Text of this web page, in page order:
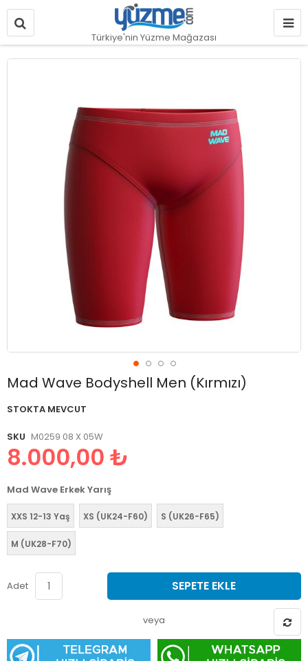
Türkiye'nin Yüzme Mağazası
Mad Wave Bodyshell Men (Kırmızı)
STOKTA MEVCUT
SKU M0259 08 X 05W
8.000,00 ₺
Mad Wave Erkek Yarış
XXS 12-13 Yaş XS (UK24-F60) S (UK26-F65)
M (UK28-F70)
Adet SEPETE EKLE
veya
Resim
Resim
başlangıcına